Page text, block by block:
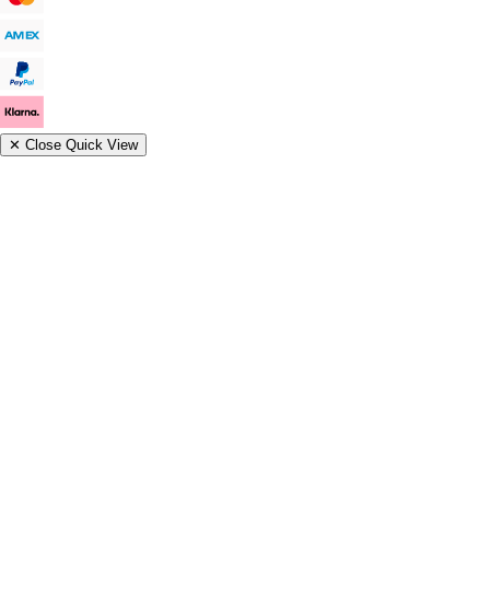
✕ Close Quick View